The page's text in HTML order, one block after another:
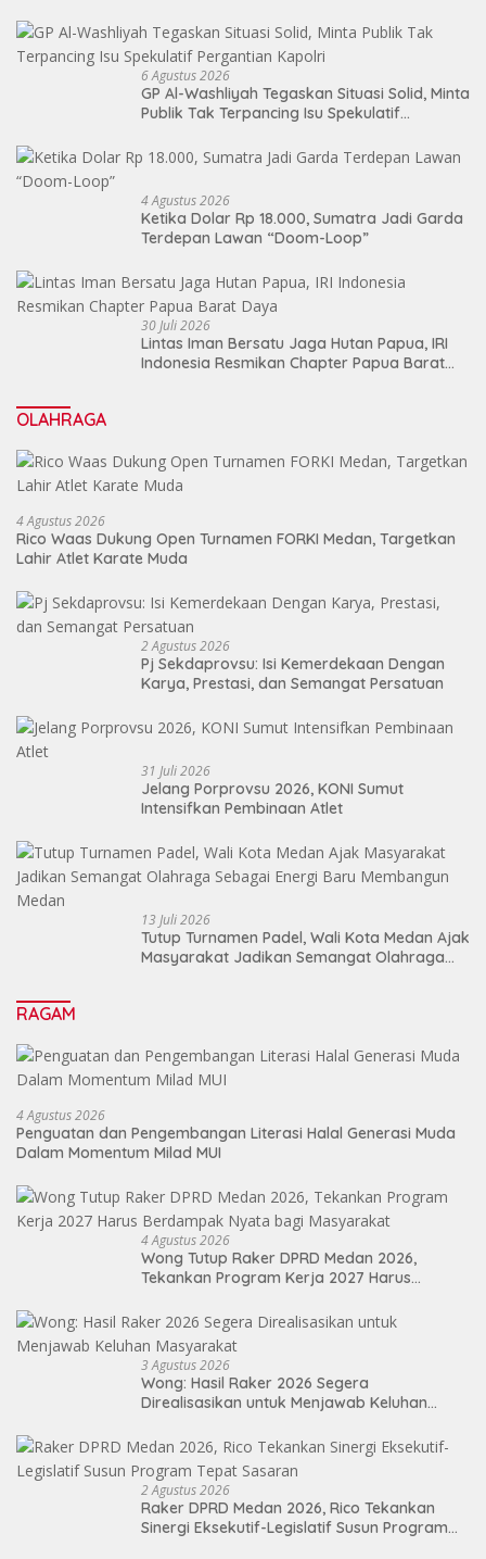
6 Agustus 2026
GP Al-Washliyah Tegaskan Situasi Solid, Minta
Publik Tak Terpancing Isu Spekulatif
4 Agustus 2026
Ketika Dolar Rp 18.000, Sumatra Jadi Garda
Terdepan Lawan “Doom-Loop”
30 Juli 2026
Lintas Iman Bersatu Jaga Hutan Papua, IRI
Indonesia Resmikan Chapter Papua Barat
OLAHRAGA
4 Agustus 2026
Rico Waas Dukung Open Turnamen FORKI Medan, Targetkan
Lahir Atlet Karate Muda
2 Agustus 2026
Pj Sekdaprovsu: Isi Kemerdekaan Dengan
Karya, Prestasi, dan Semangat Persatuan
31 Juli 2026
Jelang Porprovsu 2026, KONI Sumut
Intensifkan Pembinaan Atlet
13 Juli 2026
Tutup Turnamen Padel, Wali Kota Medan Ajak
Masyarakat Jadikan Semangat Olahraga
RAGAM
4 Agustus 2026
Penguatan dan Pengembangan Literasi Halal Generasi Muda
Dalam Momentum Milad MUI
4 Agustus 2026
Wong Tutup Raker DPRD Medan 2026,
Tekankan Program Kerja 2027 Harus
3 Agustus 2026
Wong: Hasil Raker 2026 Segera
Direalisasikan untuk Menjawab Keluhan
2 Agustus 2026
Raker DPRD Medan 2026, Rico Tekankan
Sinergi Eksekutif-Legislatif Susun Program